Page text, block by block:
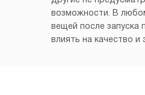
возможности. В
вещей после
влиять на качество